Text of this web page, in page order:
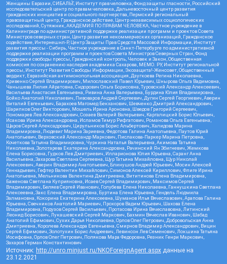
Женщины Евразии, СИБАЛЬТ, Институт прав человека, Фонд защиты гласности, Российский
исследовательский центр по правам человека, Дальневосточный центр развития
гражданских инициатив и социального партнерства, Пермский региональный
правозащитный центр, Гражданское действие, Центр независимых социологических
исследований, Сутяжник, АКАДЕМИЯ ПО ПРАВАМ ЧЕЛОВЕКА, Частное учреждение в
Калининграде по административной поддержке реализации программ и проектов Совета
Министров северных стран, Центр развития некоммерческих организаций, Гражданское
содействие, Интернешнл-Р, Центр Защиты Прав Средств Массовой Информации, Институт
развития прессы - Сибирь, Частное учреждение в Санкт-Петербурге по административной
поддержке реализации программ и проектов Совета Министров Северных Стран, Фонд
поддержки свободы прессы, Гражданский контроль, Человек и Закон, Общественная
комиссия по сохранению наследия академика Сахарова, МЕМО. РУ, Институт региональной
прессы, Институт Развития Свободы Информации, Экозащита!-Женсовет, Общественный
вердикт, Евразийская антимонопольная ассоциация, Дзугкоева Регина Николаевна,
Кривенко Сергей Владимирович, Милославский Павел Юрьевич, Шнырова Ольга Вадимовна,
Чанышева Лилия Айратовна, Сидорович Ольга Борисовна, Туровский Александр Алексеевич,
Васильева Анастасия Евгеньевна, Ривина Анна Валерьевна, Бурдина Юлия Владимировна,
Бойко Анатолий Николаевич, Пивоваров Андрей Сергеевич, Дугин Сергей Георгиевич, Аверин
Виталий Евгеньевич, Барахоев Магомед Бекханович, Шевченко Дмитрий Александрович,
Шарипков Олег Викторович, Мошель Ирина Ароновна, Шведов Григорий Сергеевич,
Пономарев Лев Александрович, Созаев Валерий Валерьевич, Каргалицкий Борис Юльевич,
Исакова Ирина Александровна, Исламов Тимур Рифгатович, Романова Ольга Евгеньевна,
Щаров Сергей Алексадрович, Цирульников Борис Альбертович, Халидова Марина
Владимировна, Людевиг Марина Зариевна, Федотова Галина Анатольевна, Паутов Юрий
Анатольевич, Верховский Александр Маркович, Пислакова-Паркер Марина Петровна,
Кочеткова Татьяна Владимировна, Чуркина Наталья Валерьевна, Акимова Татьяна
Николаевна, Золотарева Екатерина Александровна, Рачинский Ян Збигневич, Жемкова
Елена Борисовна, Гудков Лев Дмитриевич, Илларионова Юлия Юрьевна, Саранг Анна
Васильевна, Захарова Светлана Сергеевна, Щур Татьяна Михайловна, Щур Николай
Алексеевич, Аверин Владимир Анатольевич, Блинушов Андрей Юрьевич, Мосин Алексей
Геннадьевич, Гефтер Валентин Михайлович, Симонов Алексей Кириллович, Флиге Ирина
Анатольевна, Мельникова Валентина Дмитриевна, Вититинова Елена Владимировна,
Баженова Светлана Куприяновна, Исаев Сергей Владимирович, Максимов Сергей
Владимирович, Беляев Сергей Иванович, Голубева Елена Николаевна, Ганнушкина Светлана
Алексеевна, Закс Елена Владимировна, Буртина Елена Юрьевна, Гендель Людмила
Залмановна, Кокорина Екатерина Алексеевна, Шуманов Илья Вячеславович, Арапова Галина
Юрьевна, Свечников Анатолий Мариевич, Прохоров Вадим Юрьевич, Шахова Елена
Владимировна, Подузов Сергей Васильевич, Протасова Ирина Вячеславовна, Литинский
Леонид Борисович, Лукашевский Сергей Маркович, Бахмин Вячеслав Иванович, Шабад
Анатолий Ефимович, Сухих Дарья Николаевна, Орлов Олег Петрович, Добровольская Анна
Дмитриевна, Королева Александра Евгеньевна, Смирнов Владимир Александрович, Вицин
Сергей Ефимович, Золотухин Борис Андреевич, Левинсон Лев Семенович, Локшина Татьяна
Иосифовна, Орлов Олег Петрович, Полякова Мара Федоровна, Резник Генри Маркович,
Захаров Герман Константинович
Источник: http://unro.minjust.ru/NKOForeignAgent.aspx данные на
23.12.2021